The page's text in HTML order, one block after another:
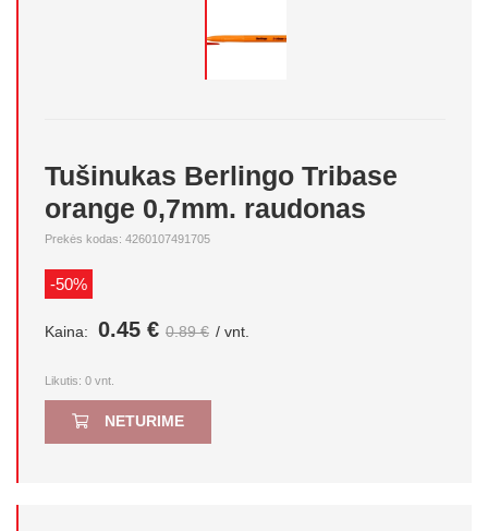
Tušinukas Berlingo Tribase
orange 0,7mm. raudonas
Prekės kodas: 4260107491705
-50%
Kaina: 0.45 € 0.89 € / vnt.
Likutis: 0 vnt.
NETURIME